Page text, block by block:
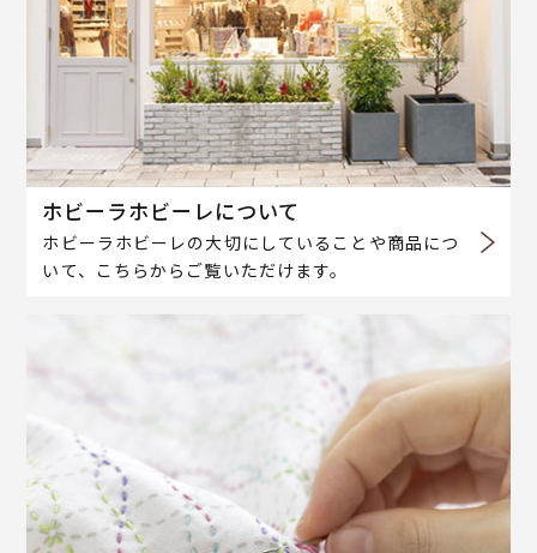
ホビーラホビーレについて
ホビーラホビーレの大切にしていることや商品につ
いて、こちらからご覧いただけます。